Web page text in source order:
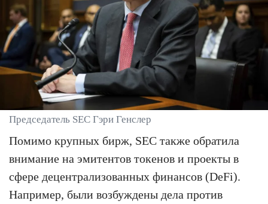
Председатель SEC Гэри Генслер
Помимо крупных бирж, SEC также обратила
внимание на эмитентов токенов и проекты в
сфере децентрализованных финансов (DeFi).
Например, были возбуждены дела против